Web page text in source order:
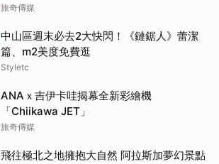
旅奇傳媒
中山區週末必去2大快閃！《鏈鋸人》蕾潔
篇、m2美度免費逛
Styletc
ANAｘ吉伊卡哇揭幕全新彩繪機
「Chiikawa JET」
旅奇傳媒
飛往極北之地擁抱大自然 阿拉斯加夢幻景點